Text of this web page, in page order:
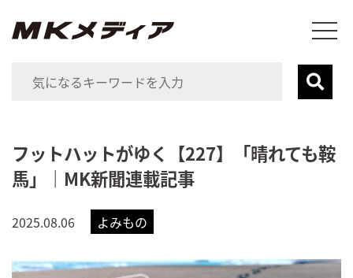
フットハットがゆく【227】「晴れても鞍
馬」｜MK新聞連載記事
2025.08.06 よみもの